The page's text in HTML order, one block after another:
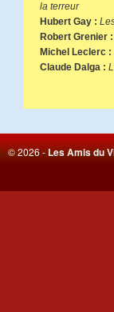
la terreur
Hubert Gay :
Robert Grenier :
Michel Leclerc :
Claude Dalga :
© 2026 -Les Amis du